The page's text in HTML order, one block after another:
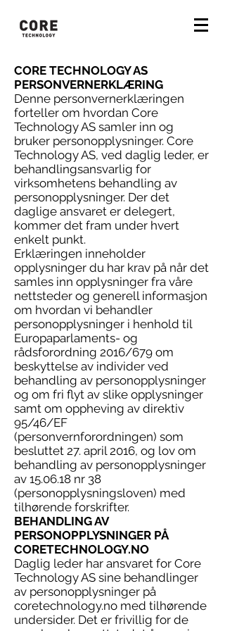
CORE TECHNOLOGY AS
PERSONVERNERKLÆRING
Denne personvernerklæringen
forteller om hvordan Core
Technology AS samler inn og
bruker personopplysninger. Core
Technology AS, ved daglig leder, er
behandlingsansvarlig for
virksomhetens behandling av
personopplysninger. Der det
daglige ansvaret er delegert,
kommer det fram under hvert
enkelt punkt.
Erklæringen inneholder
opplysninger du har krav på når det
samles inn opplysninger fra våre
nettsteder og generell informasjon
om hvordan vi behandler
personopplysninger i henhold til
Europaparlaments- og
rådsforordning 2016/679 om
beskyttelse av individer ved
behandling av personopplysninger
og om fri flyt av slike opplysninger
samt om oppheving av direktiv
95/46/EF
(personvernforordningen) som
besluttet 27. april 2016, og lov om
behandling av personopplysninger
av 15.06.18 nr 38
(personopplysningsloven) med
tilhørende forskrifter.
BEHANDLING AV
PERSONOPPLYSNINGER PÅ
CORETECHNOLOGY.NO
Daglig leder har ansvaret for Core
Technology AS sine behandlinger
av personopplysninger på
coretechnology.no med tilhørende
undersider. Det er frivillig for de